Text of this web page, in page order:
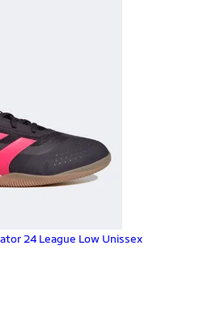
24 League Low Unissex